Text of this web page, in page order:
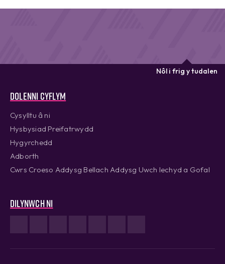
Dolenni cyflym
Cysylltu â ni
Hysbysiad Preifatrwydd
Hygyrchedd
Adborth
Cwrs Croeso Addysg Bellach Addysg Uwch Iechyd a Gofal
Dilynwch ni
Nôl i frig y tudalen